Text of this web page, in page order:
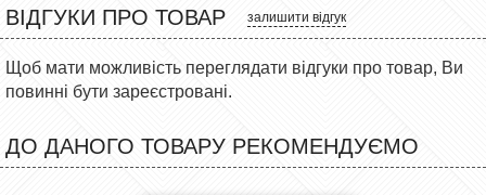
ВІДГУКИ ПРО ТОВАР залишити відгук
Щоб мати можливість переглядати відгуки про товар, Ви
повинні бути зареєстровані.
ДО ДАНОГО ТОВАРУ РЕКОМЕНДУЄМО